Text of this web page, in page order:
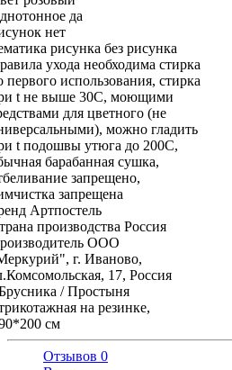
да
нет
рисунка без рисунка
ухода необходима стирка
первого использования, стирка
t не выше 30С, моющими
для цветного (не
можно гладить
t подошвы утюга до 200С,
барабанная сушка,
запрещено,
запрещена
Артпостель
производства Россия
ООО
г. Иваново,
17, Россия
/ Простыня
на резинке,
см
Отзывов 0